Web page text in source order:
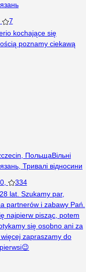
7
kochające się
poznamy ciekawą
ПольщаВільні
Тривалі відносини
334
lat. Szukamy par,
partnerów i zabawy Pań.
najpierw pisząc, potem
się osobno ani za
zapraszamy do